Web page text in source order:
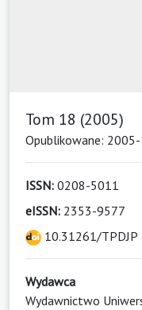
Tom 18 (2005)
Opublikowane:
ISSN: 0208-5011
eISSN: 2353-9577
10.31261/TPDJP
Wydawca
Wydawnictwo